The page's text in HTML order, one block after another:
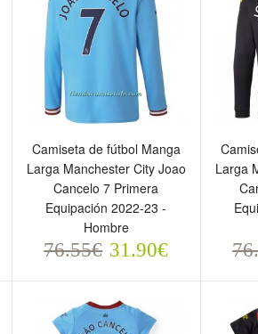
Camiseta de fútbol Manga
Larga Manchester City
Joao Cancelo 7 Primera
Equipación 2022-23 -
Hombre
76.55€ 31.90€
Camiseta de fútbol Manga
Larga Manchester City Joao
Cancelo 7 Primera
Equipación 2022-23 -
Hombre
76.55€ 31.90€
Larga